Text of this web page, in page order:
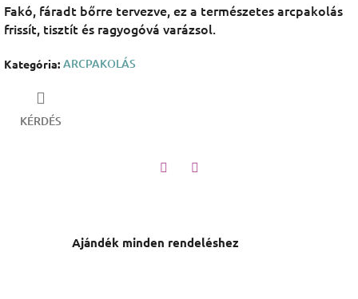
Fakó, fáradt bőrre tervezve, ez a természetes arcpakolás
frissít, tisztít és ragyogóvá varázsol.
Kategória: ARCPAKOLÁS
KÉRDÉS
Ajándék minden rendeléshez